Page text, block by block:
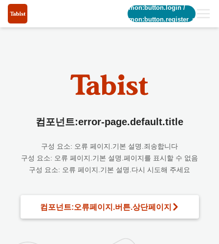
common:button.login/
common:button.register_short
컴포넌트:error-page.default.title
구성 요소: 오류 페이지.기본 설명.죄송합니다
구성 요소: 오류 페이지.기본 설명.페이지를 표시할 수 없음
구성 요소: 오류 페이지.기본 설명.다시 시도해 주세요
컴포넌트:오류페이지.버튼.상단페이지